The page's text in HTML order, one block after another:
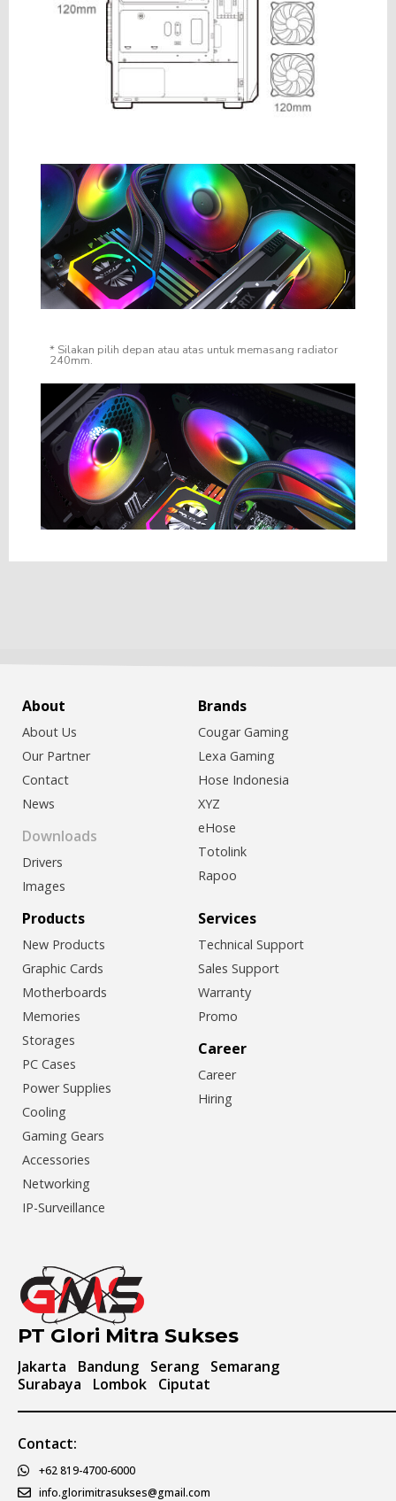
* Silakan pilih depan atau atas untuk memasang radiator
240mm.
About
About Us
Our Partner
Contact
News
Downloads
Drivers
Images
Brands
Cougar Gaming
Lexa Gaming
Hose Indonesia
XYZ
eHose
Totolink
Rapoo
Products
New Products
Graphic Cards
Motherboards
Memories
Storages
PC Cases
Power Supplies
Cooling
Gaming Gears
Accessories
Networking
IP-Surveillance
Services
Technical Support
Sales Support
Warranty
Promo
Career
Career
Hiring
PT Glori Mitra Sukses
Jakarta Bandung Serang
Semarang
Surabaya
Lombok Ciputat
Contact:
+62 819-4700-6000
info.glorimitrasukses@gmail.com